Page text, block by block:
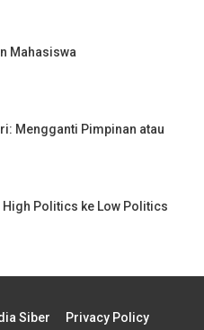
Mahasiswa
Mengganti Pimpinan atau
Politics ke Low Politics
Siber Privacy Policy